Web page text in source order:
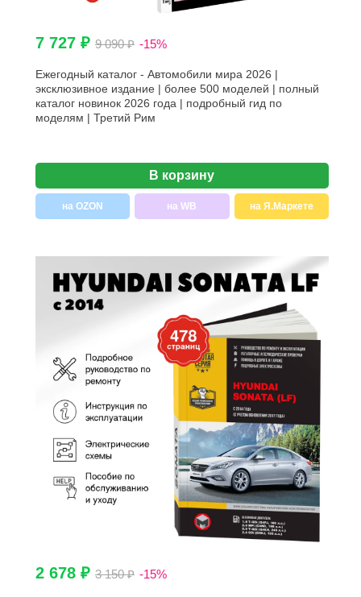
7 727 ₽ 9 090 ₽ -15%
Ежегодный каталог - Автомобили мира 2026 |
эксклюзивное издание | более 500 моделей | полный
каталог новинок 2026 года | подробный гид по
моделям | Третий Рим
В корзину
на OZON на WB на Я.Маркете
2 678 ₽ 3 150 ₽ -15%